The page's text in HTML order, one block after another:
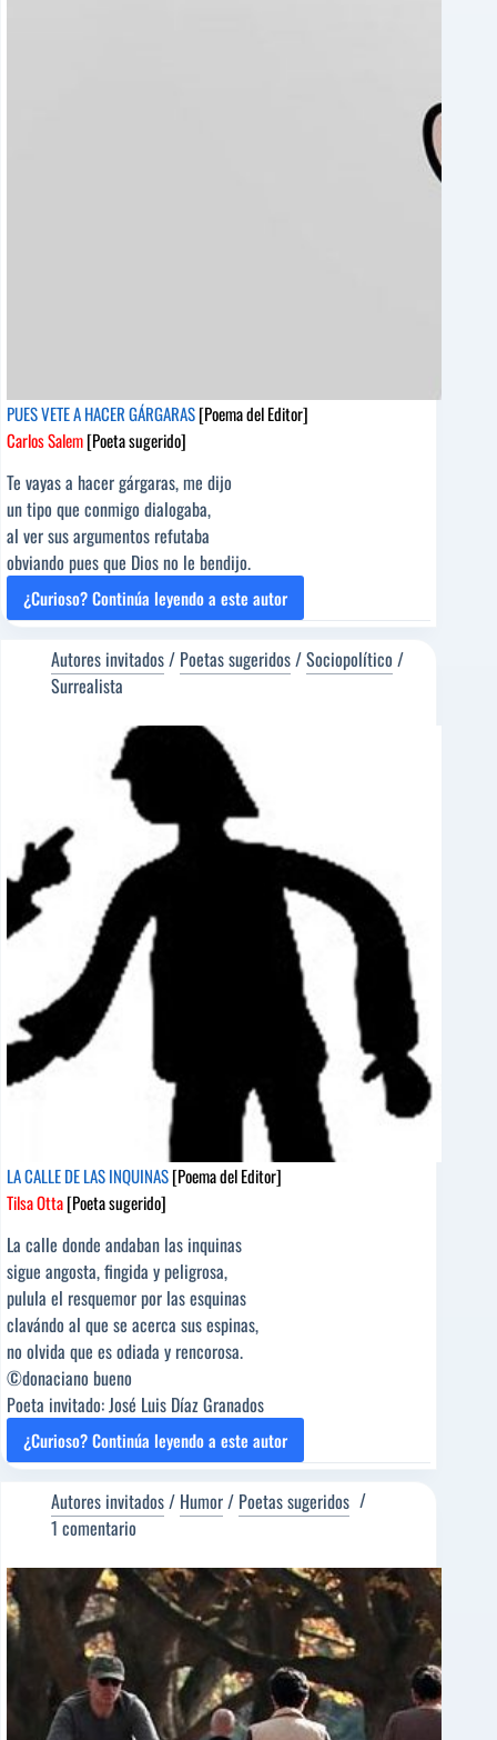
PUES VETE A HACER GÁRGARAS[Poema del Editor]
Carlos Salem[Poeta sugerido]
Te vayas a hacer gárgaras, me dijo
un tipo que conmigo dialogaba,
al ver sus argumentos refutaba
obviando pues que Dios no le bendijo.
¿Curioso? Continúa leyendo a este autor
PUES
A
HACER
[Poema
Salem
[Poeta
Autores invitados/ Poetas sugeridos/Sociopolítico /
Surrealista
LA CALLE DE LAS INQUINAS[Poema del Editor]
Tilsa Otta[Poeta sugerido]
La calle donde andaban las inquinas
sigue angosta, fingida y peligrosa,
pulula el resquemor por las esquinas
clavándo al que se acerca sus espinas,
no olvida que es odiada y rencorosa.
©donaciano bueno
Poeta invitado: José Luis Díaz Granados
¿Curioso? Continúa leyendo a este autor
LA
CALLE
DE
LAS
[Poema
del
Editor]
Tilsa
Otta
[Poeta
sugerido]
Autores invitados/ Humor/ Poetas sugeridos
1 comentario